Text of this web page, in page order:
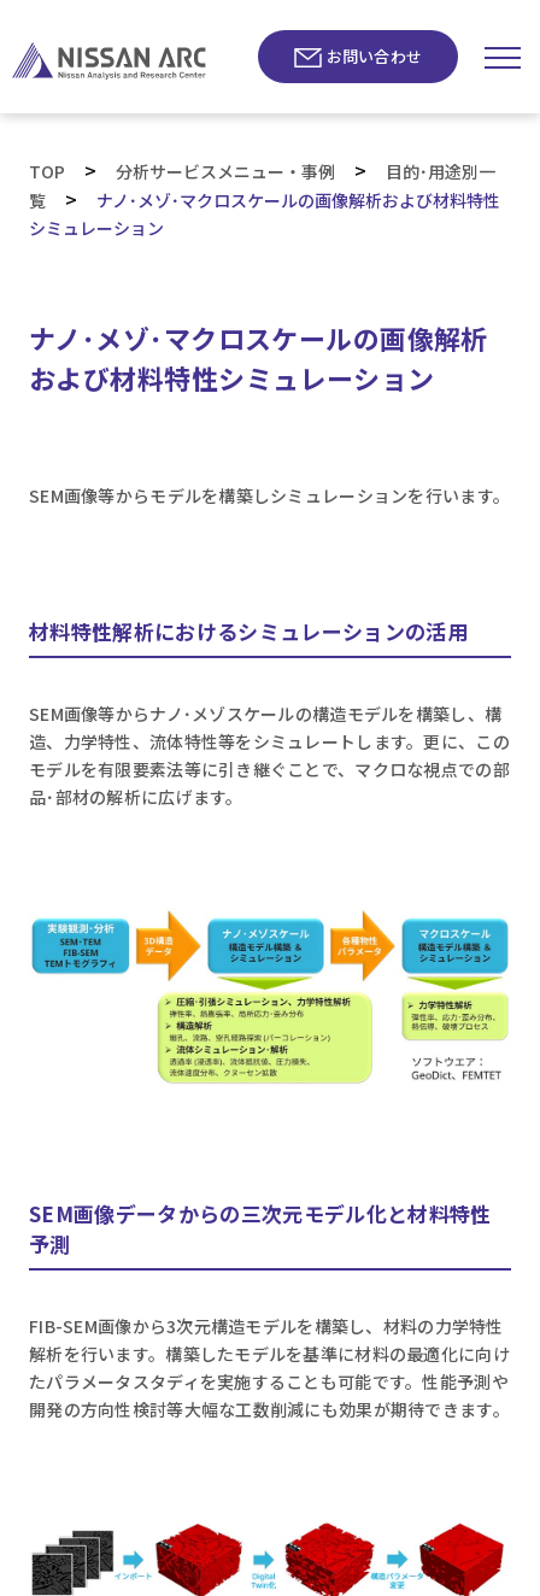
お問い合わせ
TOP > 分析サービスメニュー・事例 >
目的･用途別一
覧 >
ナノ･メゾ･マクロスケールの画像解析および材料特性
シミュレーション
ナノ･メゾ･マクロスケールの画像解析
および材料特性シミュレーション
SEM画像等からモデルを構築しシミュレーションを行います。
材料特性解析におけるシミュレーションの活用
SEM画像等からナノ･メゾスケールの構造モデルを構築し、構
造、力学特性、流体特性等をシミュレートします。更に、この
モデルを有限要素法等に引き継ぐことで、マクロな視点での部
品･部材の解析に広げます。
SEM画像データからの三次元モデル化と材料特性
予測
FIB-SEM画像から3次元構造モデルを構築し、材料の力学特性
解析を行います。構築したモデルを基準に材料の最適化に向け
たパラメータスタディを実施することも可能です。性能予測や
開発の方向性検討等大幅な工数削減にも効果が期待できます。